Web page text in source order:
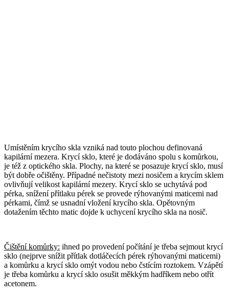
Umístěním krycího skla vzniká nad touto plochou definovaná
kapilární mezera. Krycí sklo, které je dodáváno spolu s komůrkou,
je též z optického skla. Plochy, na které se posazuje krycí sklo, musí
být dobře očištěny. Případné nečistoty mezi nosičem a krycím sklem
ovlivňují velikost kapilární mezery. Krycí sklo se uchytává pod
pérka, snížení přítlaku pérek se provede rýhovanými maticemi nad
pérkami, čímž se usnadní vložení krycího skla. Opětovným
dotažením těchto matic dojde k uchycení krycího skla na nosič.
Čištění komůrky: ihned po provedení počítání je třeba sejmout krycí
sklo (nejprve snížit přítlak dotláčecích pérek rýhovanými maticemi)
a komůrku a krycí sklo omýt vodou nebo čstícím roztokem. Vzápětí
je třeba komůrku a krycí sklo osušit měkkým hadříkem nebo otřít
acetonem.